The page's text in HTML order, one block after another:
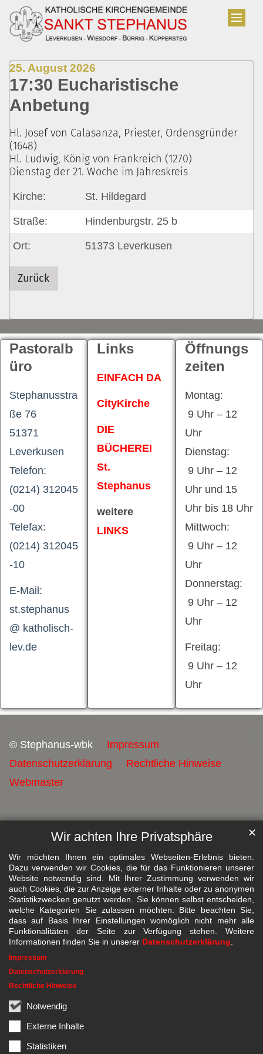
Wir achten Ihre Privatsphäre
Wir möchten Ihnen ein optimales Webseiten-Erlebnis bieten.
Dazu verwenden wir Cookies, die für das Funktionieren unserer
Website notwendig sind. Mit Ihrer Zustimmung verwenden wir
auch Cookies, die zur Anzeige externer Inhalte oder zu anonymen
Statistikzwecken genutzt werden. Sie können selbst entscheiden,
welche Kategorien Sie zulassen möchten. Bitte beachten Sie,
dass auf Basis Ihrer Einstellungen womöglich nicht mehr alle
Funktionalitäten der Seite zur Verfügung stehen. Weitere
Informationen finden Sie in unserer Datenschutzerklärung.
Notwendig
Externe Inhalte
Statistiken
✕
Impressum
Datenschutzerklärung
Rechtliche Hinweise
Zum Inhalt springen
25. August 2026
17:30 Eucharistische
Anbetung
Hl. Josef von Calasanza, Priester, Ordensgründer
(1648)
Hl. Ludwig, König von Frankreich (1270)
Dienstag der 21. Woche im Jahreskreis
Kirche: St. Hildegard
Straße: Hindenburgstr. 25 b
Ort: 51373 Leverkusen
Zurück
Pastoralb
üro
Stephanusstra
ße 76
51371
Leverkusen
Telefon:
(0214) 312045
-00
Telefax:
(0214) 312045
-10
E-Mail:
st.stephanus
@ katholisch-
lev.de
Links
EINFACH DA
CityKirche
DIE
BÜCHEREI
St.
Stephanus
weitere
LINKS
Öffnungs
zeiten
Montag:
9 Uhr – 12
Uhr
Dienstag:
9 Uhr – 12
Uhr und 15
Uhr bis 18 Uhr
Mittwoch:
9 Uhr – 12
Uhr
Donnerstag:
9 Uhr – 12
Uhr
Freitag:
9 Uhr – 12
Uhr
© Stephanus-wbk
Impressum
Datenschutzerklärung
Rechtliche Hinweise
Webmaster